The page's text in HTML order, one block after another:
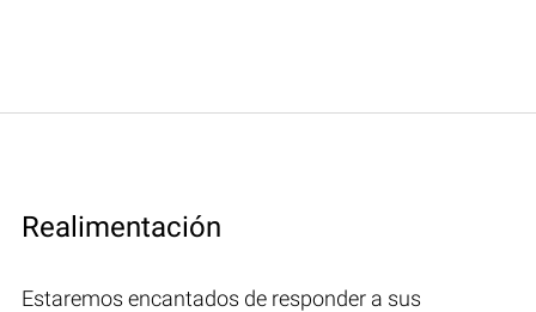
Realimentación
Estaremos encantados de responder a sus